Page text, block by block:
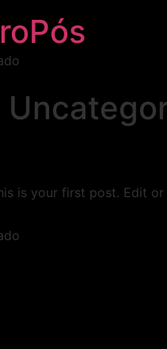
is your first post. Edit